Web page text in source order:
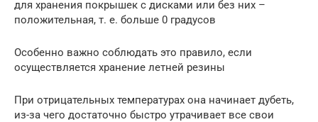
для хранения покрышек с дисками или без них –
положительная, т. е. больше 0 градусов
Особенно важно соблюдать это правило, если
осуществляется хранение летней резины
При отрицательных температурах она начинает дубеть,
из-за чего достаточно быстро утрачивает все свои